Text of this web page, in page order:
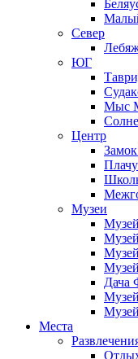
Север
ЮГ
Мыс
Центр
Музеи
Дача
Места